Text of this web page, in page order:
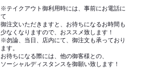
※テイクアウト御利用時には、事前にお電話に
て
御注文いただきますと、お待ちになるお時間も
少なくなりますので、おススメ致します！
※勿論、当日、店内にて、御注文も承っており
ます。
お待ちになる際には、他の御客様との、
ソーシャルディスタンスを御願い致します！